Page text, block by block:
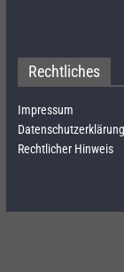
Rechtliches
Impressum
Datenschutzerklärung
Rechtlicher Hinweis